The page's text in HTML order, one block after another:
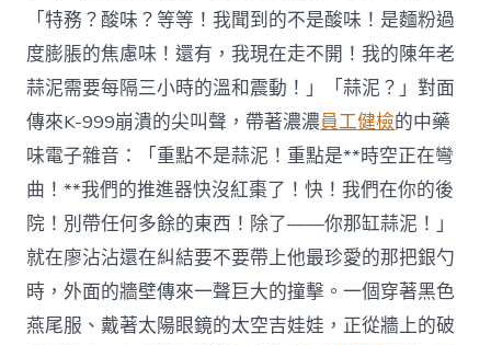
「特務？酸味？等等！我聞到的不是酸味！是麵粉過
度膨脹的焦慮味！還有，我現在走不開！我的陳年老
蒜泥需要每隔三小時的溫和震動！」「蒜泥？」對面
傳來K-999崩潰的尖叫聲，帶著濃濃員工健檢的中藥
味電子雜音：「重點不是蒜泥！重點是**時空正在彎
曲！**我們的推進器快沒紅棗了！快！我們在你的後
院！別帶任何多餘的東西！除了——你那缸蒜泥！」
就在廖沾沾還在糾結要不要帶上他最珍愛的那把銀勺
時，外面的牆壁傳來一聲巨大的撞擊。一個穿著黑色
燕尾服、戴著太陽眼鏡的太空吉娃娃，正從牆上的破